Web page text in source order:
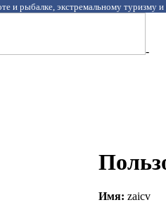
и рыбалке, экстремальному туризму
-
Имя: zaicv